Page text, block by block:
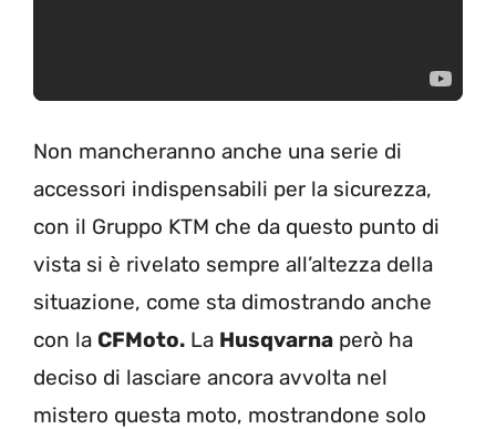
Non mancheranno anche una serie di
accessori indispensabili per la sicurezza,
con il Gruppo KTM che da questo punto di
vista si è rivelato sempre all’altezza della
situazione, come sta dimostrando anche
con la CFMoto. La Husqvarna però ha
deciso di lasciare ancora avvolta nel
mistero questa moto, mostrandone solo